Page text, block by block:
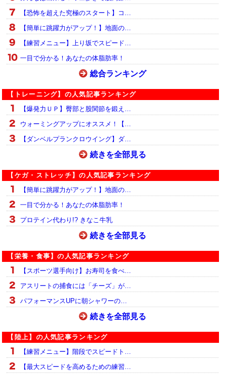
【恐怖を超えた究極のスタート】コ…
【簡単に跳躍力がアップ！】地面の…
【練習メニュー】上り坂でスピード…
一目で分かる！あなたの体脂肪率！
総合ランキング
【トレーニング】の人気記事ランキング
【爆発力ＵＰ】臀部と股関節を鍛え…
ウォーミングアップにオススメ！【…
【ダンベルプランクロウイング】ダ…
続きを全部見る
【ケガ・ストレッチ】の人気記事ランキング
【簡単に跳躍力がアップ！】地面の…
一目で分かる！あなたの体脂肪率！
プロテイン代わり!? きなこ牛乳
続きを全部見る
【栄養・食事】の人気記事ランキング
【スポーツ選手向け】お寿司を食べ…
アスリートの捕食には「チーズ」が…
パフォーマンスUPに朝シャワーの…
続きを全部見る
【陸上】の人気記事ランキング
【練習メニュー】階段でスピードト…
【最大スピードを高めるための練習…